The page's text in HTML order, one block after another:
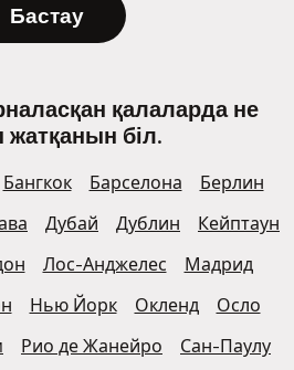
Бастау
қалаларда не
біл.
Бангкок Барселона
Берлин
Дубай Дублин
Кейптаун
Лос-Анджелес
Мадрид
Нью Йорк Окленд
Осло
Рио де Жанейро
Сан-Паулу